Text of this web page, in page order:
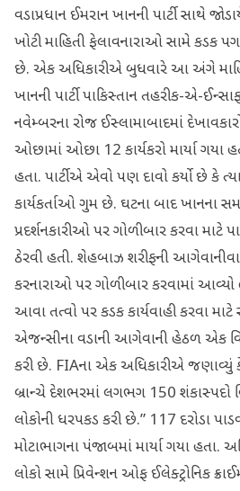
વડાપ્રધાન ઈમરાન ખાનની પાર્ટી સાથે
ખોટી માહિતી ફેલાવનારાઓ સામે કડક
છે. એક અધિકારીએ બુધવારે આ અંગે
ખાનની પાર્ટી પાકિસ્તાન તહરીક-એ-
નવેમ્બરના રોજ ઈસ્લામાબાદમાં
ઓછામાં ઓછા 12 કાર્યકરો માર્યા ગયા
હતા. પાર્ટીએ એવો પણ દાવો કર્યો છે કે
કાર્યકર્તાઓ ગુમ છે. ઘટના બાદ ખાનના
પ્રદર્શનકારીઓ પર ગોળીબાર કરવા માટે
ઠેરવી હતી. શેહબાઝ શરીફની
કરનારાઓ પર ગોળીબાર કરવામાં આવ્યો
આવા તત્વો પર કડક કાર્યવાહી કરવા
એજન્સીના વડાની આગેવાની હેઠળ એક
કરી છે. FIAના એક અધિકારીએ જણાવ્યું
બ્રાન્ચે દેશભરમાં લગભગ 150 શંકાસ્પદો
લોકોની ધરપકડ કરી છે.” 117 દરોડા
મોટાભાગના પંજાબમાં માર્યા ગયા હતા.
લોકો સામે પ્રિવેન્શન ઓફ ઈલેક્ટ્રોનિક